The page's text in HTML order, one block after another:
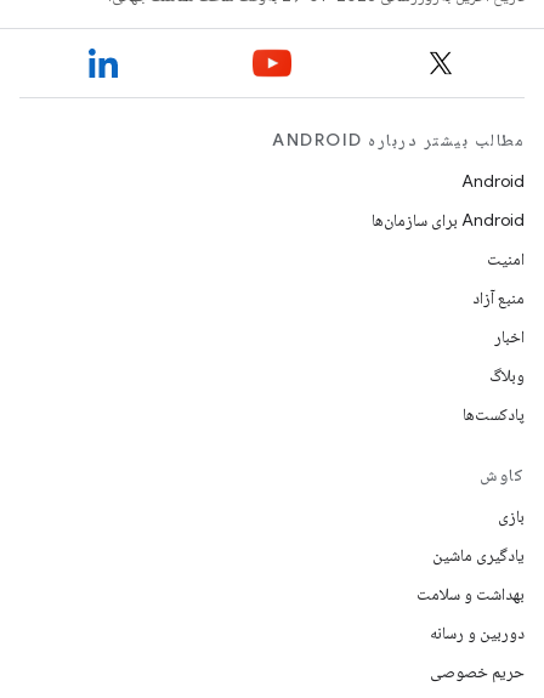
مطالب بیشتر درباره ANDROID
Android
Android برای سازمان‌ها
امنیت
منبع آزاد
اخبار
وبلاگ
پادکست‌ها
کاوش
بازی
یادگیری ماشین
بهداشت و سلامت
دوربین و رسانه
حریم خصوصی